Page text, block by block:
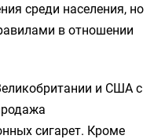
среди населения, но
в отношении
и США с
сигарет. Кроме